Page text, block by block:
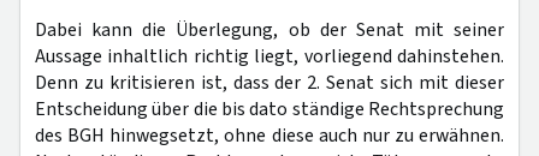
Dabei kann die Überlegung, ob der Senat mit seiner
Aussage inhaltlich richtig liegt, vorliegend dahinstehen.
Denn zu kritisieren ist, dass der 2. Senat sich mit dieser
Entscheidung über die bis dato ständige Rechtsprechung
des BGH hinwegsetzt, ohne diese auch nur zu erwähnen.